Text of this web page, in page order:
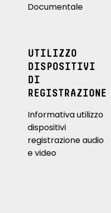
Documentale
UTILIZZO
DISPOSITIVI
DI
REGISTRAZIONE
Informativa utilizzo
dispositivi
registrazione audio
e video